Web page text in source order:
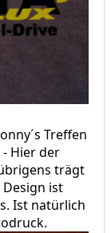
Treffen
Hier der
trägt
Design ist
Ist natürlich